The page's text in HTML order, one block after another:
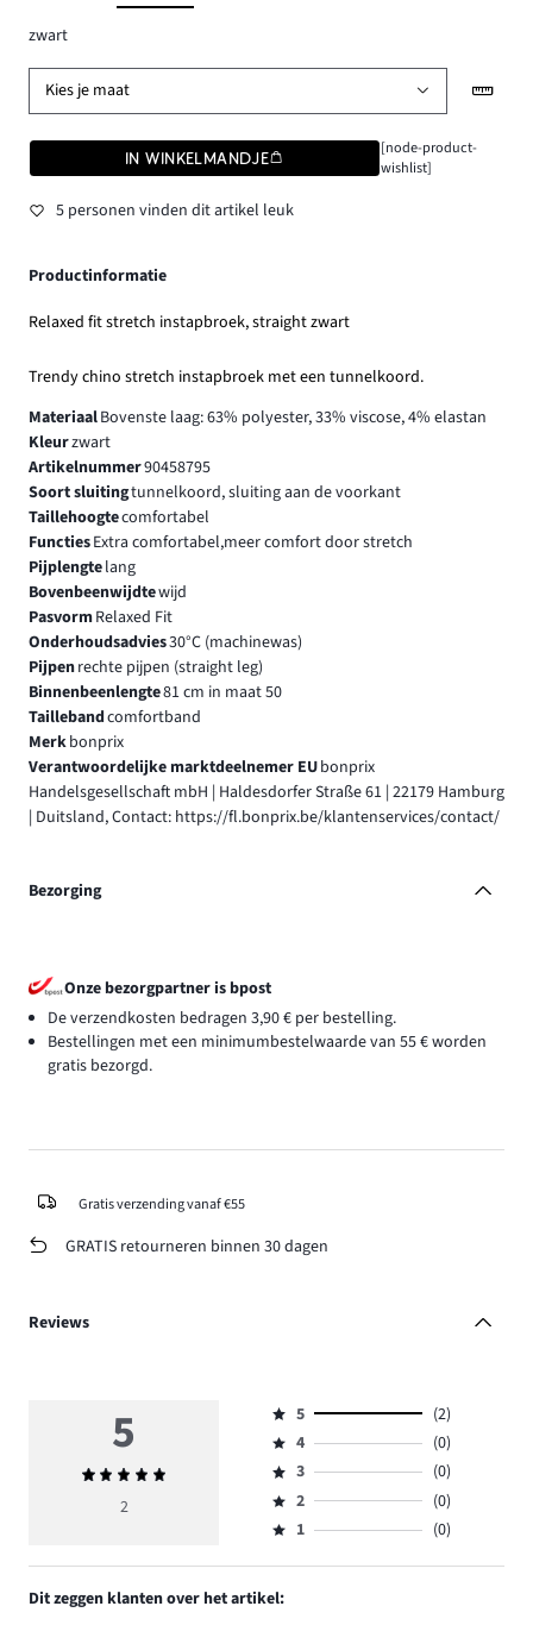
zwart
Kies je maat
IN WINKELMANDJE
[node-product-
wishlist]
5 personen vinden dit artikel leuk
Productinformatie
Relaxed fit stretch instapbroek, straight zwart
Trendy chino stretch instapbroek met een tunnelkoord.
MateriaalBovenste laag: 63% polyester, 33% viscose, 4% elastan
Kleurzwart
Artikelnummer90458795
Soort sluitingtunnelkoord, sluiting aan de voorkant
Taillehoogtecomfortabel
FunctiesExtra comfortabel,meer comfort door stretch
Pijplengtelang
Bovenbeenwijdtewijd
PasvormRelaxed Fit
Onderhoudsadvies30°C (machinewas)
Pijpenrechte pijpen (straight leg)
Binnenbeenlengte81 cm in maat 50
Taillebandcomfortband
Merkbonprix
Verantwoordelijke marktdeelnemer EUbonprix
Handelsgesellschaft mbH | Haldesdorfer Straße 61 | 22179 Hamburg
| Duitsland, Contact: https://fl.bonprix.be/klantenservices/contact/
Bezorging
Onze bezorgpartner is bpost
De verzendkosten bedragen 3,90 € per bestelling.
Bestellingen met een minimumbestelwaarde van 55 € worden
gratis bezorgd.
Gratis verzending vanaf €55
GRATIS retourneren binnen 30 dagen
Reviews
5
Gemiddelde
beoordeling
2
Beoordeling
5,
aantal
reviews
2.
5
(2)
Beoordeling
4,
aantal
reviews
4
(0)
Beoordeling
3,
aantal
3
(0)
Beoordeling
2,
0.
2
(0)
Beoordeling
1,
aantal
reviews
1 (0)
Dit zeggen klanten over het artikel: